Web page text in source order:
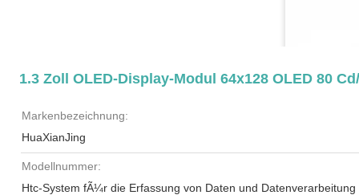
1.3 Zoll OLED-Display-Modul 64x128 OLED 80
Markenbezeichnung:
HuaXianJing
Modellnummer:
Htc-System fÃ¼r die Erfassung von Daten und Datenverarbeitung